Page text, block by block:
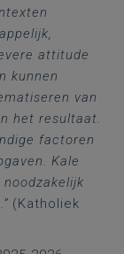
attitude
kunnen
van
het resultaat.
factoren
Kale
(Katholiek